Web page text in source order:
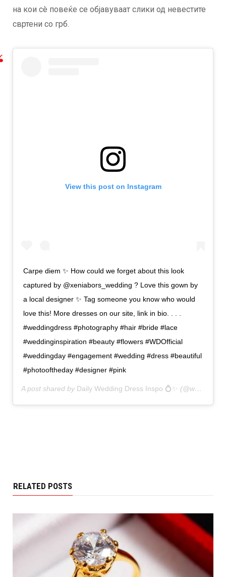
на кои сè повеќе се објавуваат слики од невестите
свртени со грб.
View this post on Instagram
Carpe diem ✨ How could we forget about this look
captured by @xeniabors_wedding ? Love this gown by
a local designer ✨ Tag someone you know who would
love this! More dresses on our site, link in bio. . . .
#weddingdress #photography #hair #bride #lace
#weddinginspiration #beauty #flowers #WDOfficial
#weddingday #engagement #wedding #dress #beautiful
#photooftheday #designer #pink
A post shared by Daily Wedding Dress Inspo 💍✨ (@weddingdressesofficial) on
RELATED POSTS